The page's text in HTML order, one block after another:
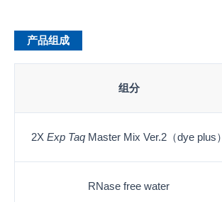
产品组成
组分
2X Exp TaqMaster Mix Ver.2（dye plus）
RNase free water